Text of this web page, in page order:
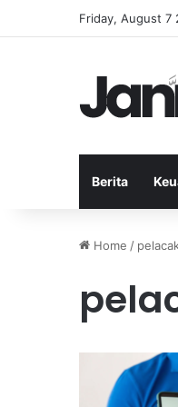
Friday, August 7
Berita
Home /